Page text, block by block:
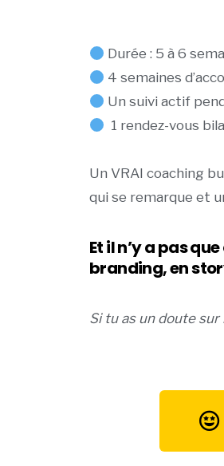
Durée : 5 à 6
4 semaines
Un suivi actif
1 rendez-vous
Un VRAI coaching
qui se remarque et
Et il n’y a pas
branding, en
Si tu as un doute sur